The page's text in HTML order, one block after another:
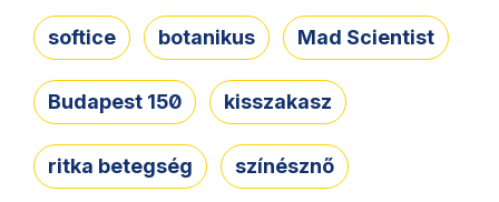
softice botanikus Mad Scientist
Budapest 150 kisszakasz
ritka betegség színésznő